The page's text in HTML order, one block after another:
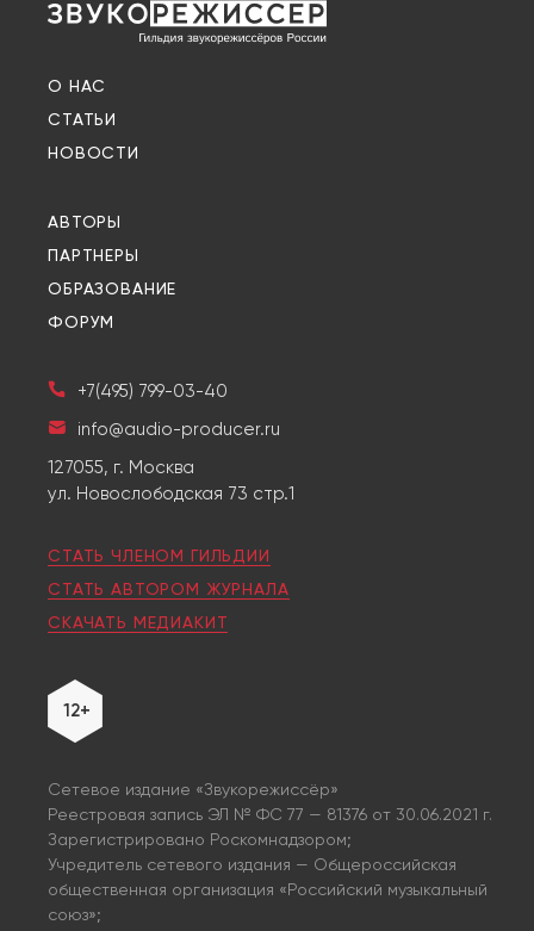
О НАС
СТАТЬИ
НОВОСТИ
АВТОРЫ
ПАРТНЕРЫ
ОБРАЗОВАНИЕ
ФОРУМ
+7(495) 799-03-40
info@audio-producer.ru
127055, г. Москва
ул. Новослободская 73 стр.1
СТАТЬ ЧЛЕНОМ ГИЛЬДИИ
СТАТЬ АВТОРОМ ЖУРНАЛА
СКАЧАТЬ МЕДИАКИТ
12+
Сетевое издание «Звукорежиссёр»
Реестровая запись ЭЛ № ФС 77 — 81376 от 30.06.2021 г.
Зарегистрировано Роскомнадзором;
Учредитель сетевого издания — Общероссийская
общественная организация «Российский музыкальный
союз»;